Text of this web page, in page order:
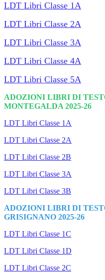
LDT Libri Classe 1A
LDT Libri Classe 2A
LDT Libri Classe 3A
LDT Libri Classe 4A
LDT Libri Classe 5A
ADOZIONI LIBRI DI
MONTEGALDA 2025-26
LDT Libri Classe 1A
LDT Libri Classe 2A
LDT Libri Classe 2B
LDT Libri Classe 3A
LDT Libri Classe 3B
ADOZIONI LIBRI DI
GRISIGNANO 2025-26
LDT Libri Classe 1C
LDT Libri Classe 1D
LDT Libri Classe 2C